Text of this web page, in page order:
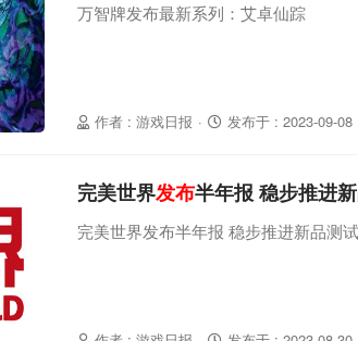
作者 : 游戏日报 · 发布于 : 2023-09-08
万智牌发布最新系列：艾卓仙踪
完美世界发布半年报 稳步推进
完美世界发布半年报 稳步推进新品测